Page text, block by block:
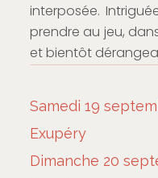
interposée.
prendre au jeu,
et bientôt
Samedi 19
Exupéry
Dimanche 20